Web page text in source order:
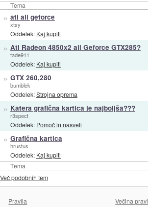
Tema
Tema
» ati ali geforce
xtsy
Oddelek: Kaj kupiti
» Ati Radeon 4850x2 ali Geforce GTX285?
tade911
Oddelek: Kaj kupiti
» GTX 260,280
bumblek
Oddelek:Strojna oprema
» Katera grafična kartica je najboljša???
r3spect
Oddelek: Pomoč in nasveti
» Grafična kartica
hrustus
Oddelek: Kaj kupiti
Več podobnih tem
Pravila Večina